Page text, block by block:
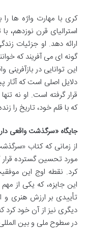
کری با مهارت واژه ها
استرالیای قرن نوزدهم،
ارائه دهد. او جزئیات
گونه ای می آفریند که
این توانایی در
دلایل اصلی است که آثار
قرار گرفته است. او نه
که با قلم خود، تاریخ را
جایگاه «سرگذشت واقعی
از زمانی که کتاب
مورد تحسین گسترده
این جایزه، که یکی از
تأییدی بر ارزش هنری و
دیگری نیز از آن خود کرد
در سطوح ملی و بین